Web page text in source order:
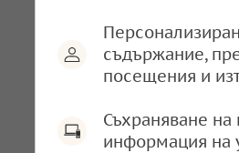
съдържание,
посещения и
Съхраняване
информация на